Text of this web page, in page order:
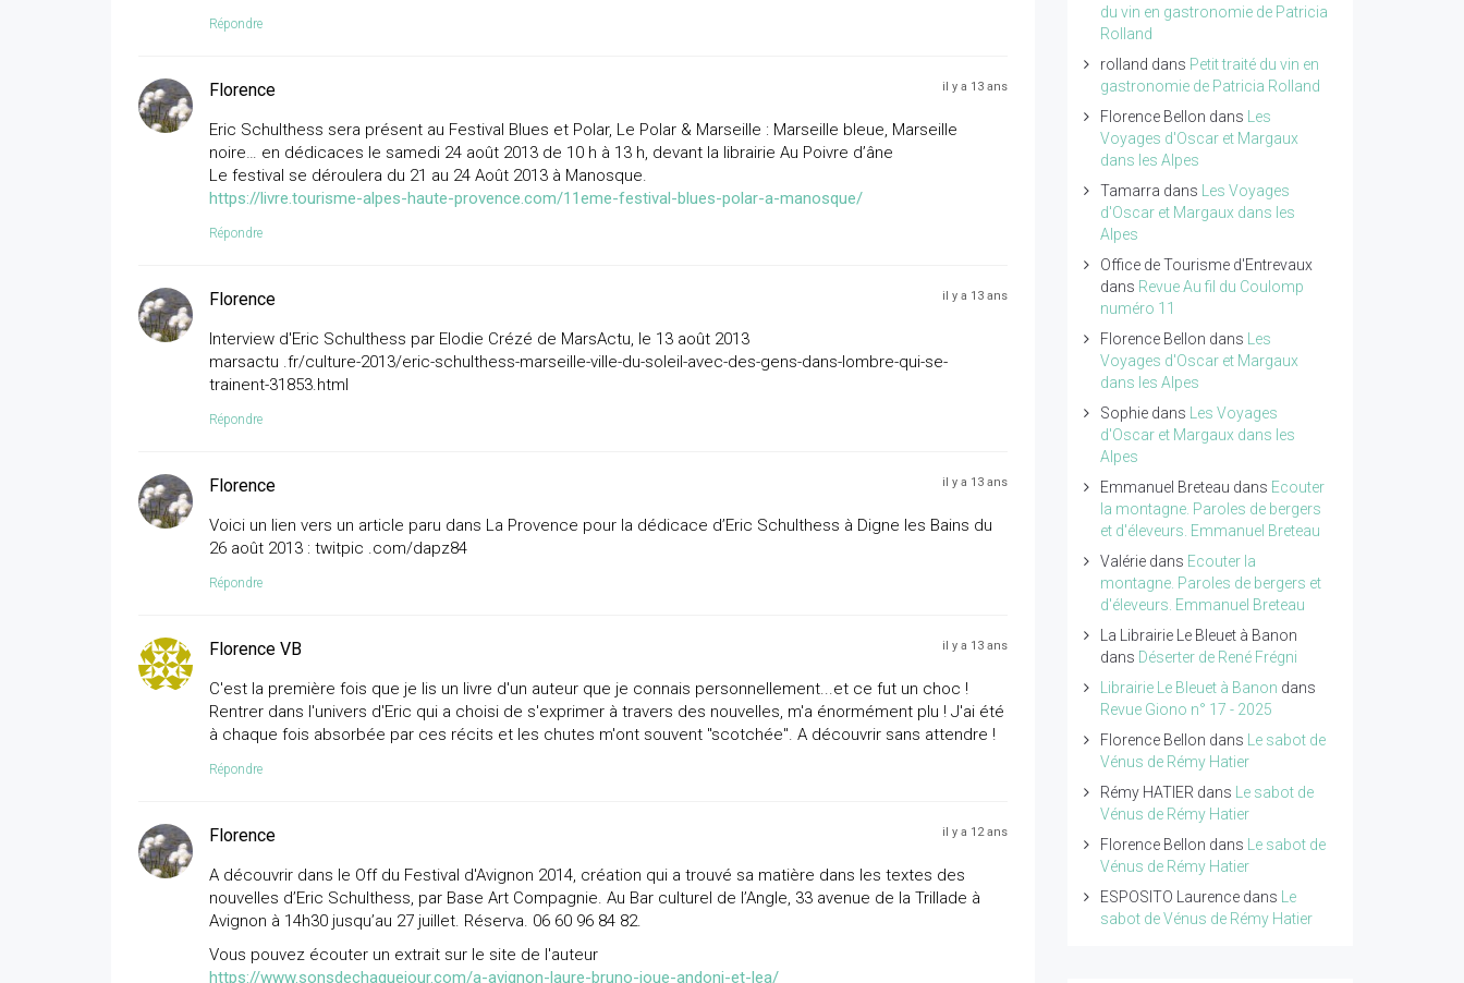
Répondre
Florence il y a 13 ans
Eric Schulthess sera présent au Festival Blues et Polar, Le Polar & Marseille : Marseille bleue, Marseille
noire… en dédicaces le samedi 24 août 2013 de 10 h à 13 h, devant la librairie Au Poivre d’âne
Le festival se déroulera du 21 au 24 Août 2013 à Manosque.
https://livre.tourisme-alpes-haute-provence.com/11eme-festival-blues-polar-a-manosque/
Répondre
Florence il y a 13 ans
Interview d'Eric Schulthess par Elodie Crézé de MarsActu, le 13 août 2013
marsactu .fr/culture-2013/eric-schulthess-marseille-ville-du-soleil-avec-des-gens-dans-lombre-qui-se-
trainent-31853.html
Répondre
Florence il y a 13 ans
Voici un lien vers un article paru dans La Provence pour la dédicace d’Eric Schulthess à Digne les Bains du
26 août 2013 : twitpic .com/dapz84
Répondre
Florence VB il y a 13 ans
C'est la première fois que je lis un livre d'un auteur que je connais personnellement...et ce fut un choc !
Rentrer dans l'univers d'Eric qui a choisi de s'exprimer à travers des nouvelles, m'a énormément plu ! J'ai été
à chaque fois absorbée par ces récits et les chutes m'ont souvent "scotchée". A découvrir sans attendre !
Répondre
Florence il y a 12 ans
A découvrir dans le Off du Festival d'Avignon 2014, création qui a trouvé sa matière dans les textes des
nouvelles d’Eric Schulthess, par Base Art Compagnie. Au Bar culturel de l’Angle, 33 avenue de la Trillade à
Avignon à 14h30 jusqu’au 27 juillet. Réserva. 06 60 96 84 82.
Vous pouvez écouter un extrait sur le site de l'auteur
https://www.sonsdechaquejour.com/a-avignon-laure-bruno-joue-andoni-et-lea/
du vin en gastronomie de Patricia
Rolland
rolland dans Petit traité du vin en
gastronomie de Patricia Rolland
Florence Bellon dans
Les
Voyages d'Oscar et Margaux
dans les Alpes
Tamarra dans
Les Voyages
d'Oscar et Margaux dans les
Alpes
Office de Tourisme d'Entrevaux
dans Revue Au fil du Coulomp
numéro 11
Florence Bellon dans
Les
Voyages d'Oscar et Margaux
dans les Alpes
Sophiedans
Les Voyages
d'Oscar et Margaux dans les
Alpes
Emmanuel Breteau dans Ecouter
la montagne. Paroles de bergers
et d'éleveurs. Emmanuel Breteau
Valériedans Ecouter la
montagne. Paroles de bergers et
d'éleveurs. Emmanuel Breteau
La Librairie Le Bleuet à Banon
dans Déserter de René Frégni
Librairie Le Bleuet à Banon dans
Revue Giono n° 17 - 2025
Florence Bellon dans
Le sabot de
Vénus de Rémy Hatier
Rémy HATIER dans
Le sabot de
Vénus de Rémy Hatier
Florence Bellon dans
Le sabot de
Vénus de Rémy Hatier
ESPOSITO Laurencedans
Le
sabot de Vénus de Rémy Hatier